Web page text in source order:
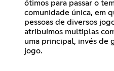
ótimos para passar o
comunidade única, em
pessoas de diversos
atribuímos multiplas
uma principal, invés de
jogo.